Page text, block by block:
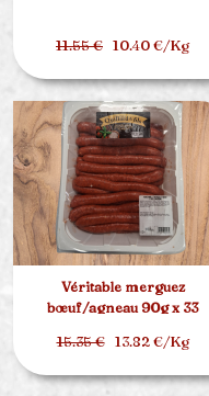
11.55 € 10.40 €/Kg
Véritable merguez
bœuf/agneau 90g x 33
15.35 €13.82 €/Kg